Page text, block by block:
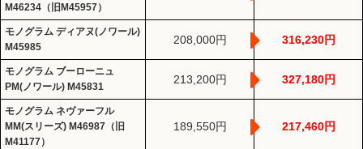
M46234（旧M45957）
モノグラム ディアヌ(ノワール)
M45985
208,000円 316,230円
モノグラム ブーローニュ
PM(ノワール) M45831
213,200円 327,180円
モノグラム ネヴァーフル
MM(スリーズ) M46987（旧
M41177）
189,550円 217,460円